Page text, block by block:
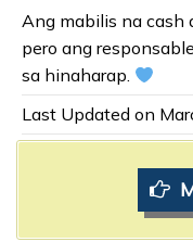
Ang mabilis na cash
pero ang
sa hinaharap.
Last Updated on